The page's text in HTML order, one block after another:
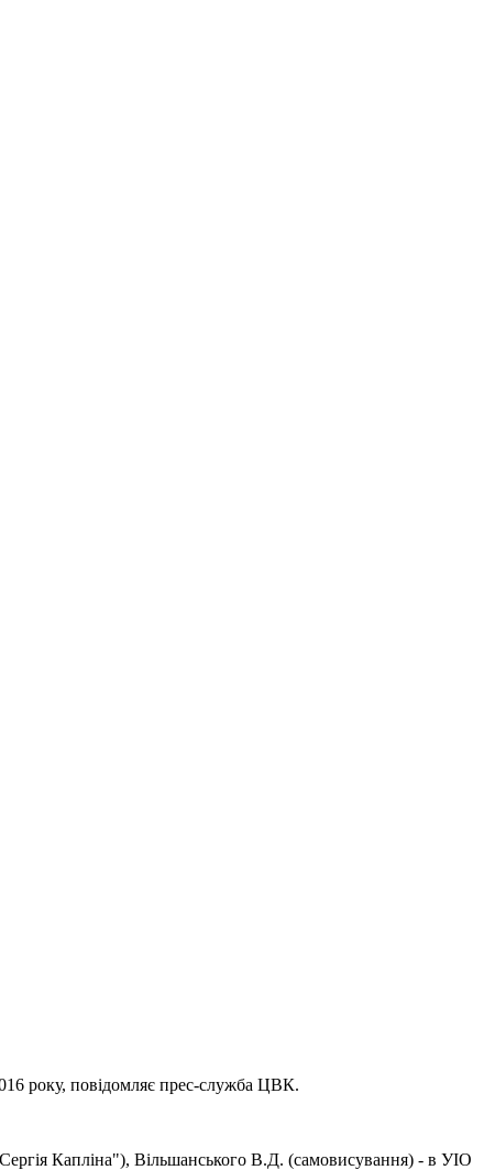
року, повідомляє прес-служба ЦВК.
Капліна"), Вільшанського В.Д. (самовисування) - в УІО